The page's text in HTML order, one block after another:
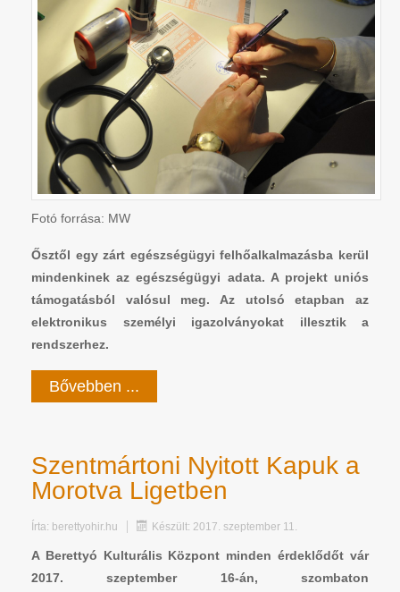
Fotó forrása: MW
Ősztől egy zárt egészségügyi felhőalkalmazásba kerül
mindenkinek az egészségügyi adata. A projekt uniós
támogatásból valósul meg. Az utolsó etapban az
elektronikus személyi igazolványokat illesztik a
rendszerhez.
Bővebben ...
Szentmártoni Nyitott Kapuk a
Morotva Ligetben
Írta: berettyohir.hu Készült: 2017. szeptember 11.
A Berettyó Kulturális Központ minden érdeklődőt vár
2017. szeptember 16-án, szombaton